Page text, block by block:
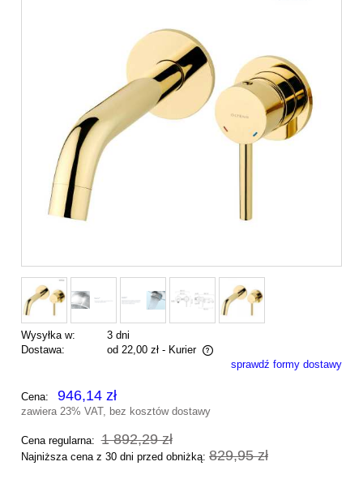
Wysyłka w:
3 dni
Dostawa:
od 22,00 zł - Kurier
Cena nie zawiera ewentualnych kosztów płatnościsprawdź formy dostawy
Cena: 946,14 zł
zawiera 23% VAT, bez kosztów dostawy
Cena regularna: 1 892,29 zł
Najniższa cena z 30 dni przed obniżką: 829,95 zł